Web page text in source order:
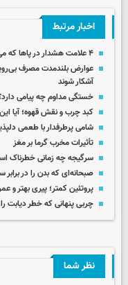
اخبار مرتبط
۴ علامت هشدار در پاها که می‌تواند نشانه مشکلات جدی سلامت باشد
عوارض بلندمدت مصرف
آشکار شوند
خستگی مداوم چه پیامی دارد؟ ۵ نشانه کمبود اکسیژن خون که باید جدی
کبد چرب و نقش قهوه؛ آیا
شامی پرطرفدار با طعمی
تأثیرات مخرب گرما بر مغز
سرگیجه چه زمانی خطرناک
صبحانه‌ای که بدن‌ را در
پروتئین کمتر؛ پیری بهتر و
چربی پنهانی که خطر دیابت را
نظر شما